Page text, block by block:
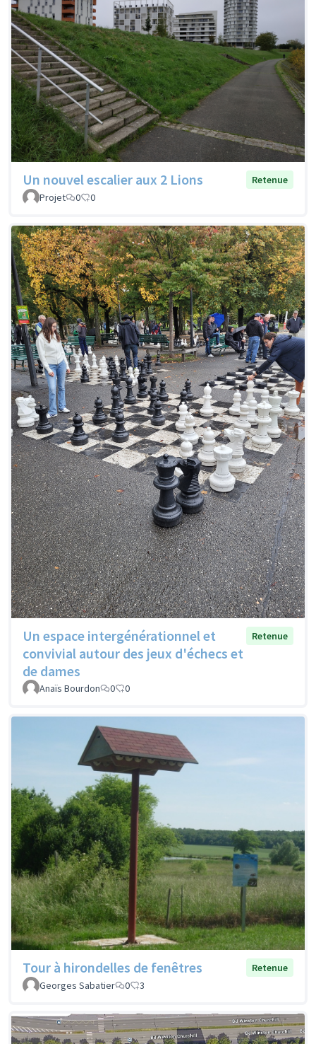
Un nouvel escalier aux 2 Lions
Retenue
Projet
0 0
Un espace intergénérationnel et
convivial autour des jeux d'échecs et
de dames
Retenue
Anaïs Bourdon 0 0
Tour à hirondelles de fenêtres
Retenue
Georges Sabatier
0 3